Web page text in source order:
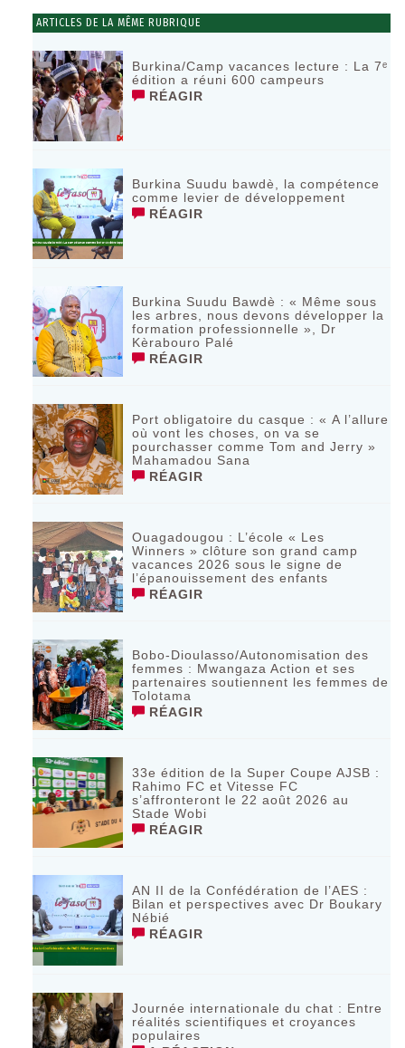
ARTICLES DE LA MÊME RUBRIQUE
Burkina/Camp vacances lecture : La 7ᵉ
édition a réuni 600 campeurs
RÉAGIR
Burkina Suudu bawdè, la compétence
comme levier de développement
RÉAGIR
Burkina Suudu Bawdè : « Même sous
les arbres, nous devons développer la
formation professionnelle », Dr
Kèrabouro Palé
RÉAGIR
Port obligatoire du casque : « A l’allure
où vont les choses, on va se
pourchasser comme Tom and Jerry »
Mahamadou Sana
RÉAGIR
Ouagadougou : L’école « Les
Winners » clôture son grand camp
vacances 2026 sous le signe de
l’épanouissement des enfants
RÉAGIR
Bobo-Dioulasso/Autonomisation des
femmes : Mwangaza Action et ses
partenaires soutiennent les femmes de
Tolotama
RÉAGIR
33e édition de la Super Coupe AJSB :
Rahimo FC et Vitesse FC
s’affronteront le 22 août 2026 au
Stade Wobi
RÉAGIR
AN II de la Confédération de l’AES :
Bilan et perspectives avec Dr Boukary
Nébié
RÉAGIR
Journée internationale du chat : Entre
réalités scientifiques et croyances
populaires